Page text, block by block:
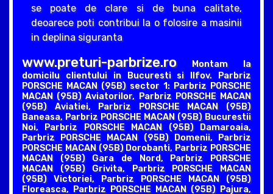
se poate de clare si de buna calitate,
deoarece poti contribui la o folosire a masinii
in deplina siguranta
www.preturi-parbrize.roMontam la
domicilu clientului in Bucuresti si Ilfov. Parbriz
PORSCHE MACAN (95B) sector 1: Parbriz PORSCHE
MACAN (95B) Aviatorilor, Parbriz PORSCHE MACAN
(95B) Aviatiei, Parbriz PORSCHE MACAN (95B)
Baneasa, Parbriz PORSCHE MACAN (95B) Bucurestii
Noi, Parbriz PORSCHE MACAN (95B) Damaroaia,
Parbriz PORSCHE MACAN (95B) Domenii, Parbriz
PORSCHE MACAN (95B) Dorobanti, Parbriz PORSCHE
MACAN (95B) Gara de Nord, Parbriz PORSCHE
MACAN (95B) Grivita, Parbriz PORSCHE MACAN
(95B) Victoriei, Parbriz PORSCHE MACAN (95B)
Floreasca, Parbriz PORSCHE MACAN (95B) Pajura,